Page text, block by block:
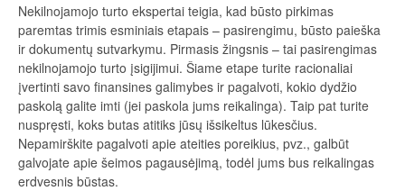
Nekilnojamojo turto ekspertai teigia, kad būsto pirkimas
paremtas trimis esminiais etapais – pasirengimu, būsto paieška
ir dokumentų sutvarkymu. Pirmasis žingsnis – tai pasirengimas
nekilnojamojo turto įsigijimui. Šiame etape turite racionaliai
įvertinti savo finansines galimybes ir pagalvoti, kokio dydžio
paskolą galite imti (jei paskola jums reikalinga). Taip pat turite
nuspręsti, koks butas atitiks jūsų išsikeltus lūkesčius.
Nepamirškite pagalvoti apie ateities poreikius, pvz., galbūt
galvojate apie šeimos pagausėjimą, todėl jums bus reikalingas
erdvesnis būstas.